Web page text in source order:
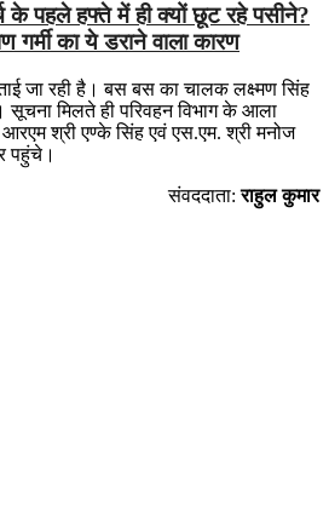
पहले हफ्ते में ही क्यों छूट रहे पसीने?
गर्मी का ये डराने वाला कारण
जा रही है। बस बस का चालक लक्ष्मण सिंह
सूचना मिलते ही परिवहन विभाग के आला
आरएम श्री एण्के सिंह एवं एस.एम. श्री मनोज
पहुंचे।
संवददाता: राहुल कुमार